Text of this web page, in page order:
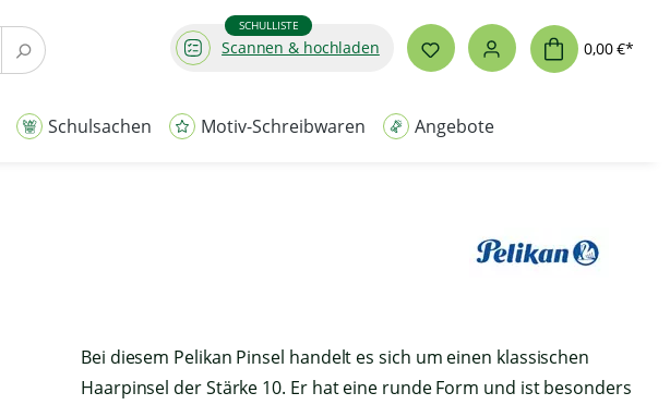
SCHULLISTE
Scannen & hochladen 0,00 €*
Schulsachen Motiv-Schreibwaren Angebote
Bei diesem Pelikan Pinsel handelt es sich um einen klassischen
Haarpinsel der Stärke 10. Er hat eine runde Form und ist besonders